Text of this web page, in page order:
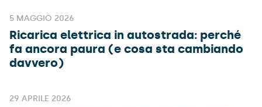
5 MAGGIO 2026
Ricarica elettrica in autostrada: perché
fa ancora paura (e cosa sta cambiando
davvero)
29 APRILE 2026